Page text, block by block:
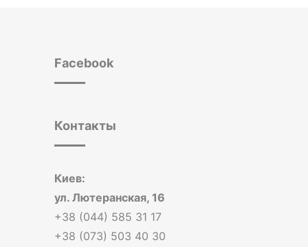
Facebook
Контакты
Киев:
ул. Лютеранская, 16
+38 (044) 585 31 17
+38 (073) 503 40 30